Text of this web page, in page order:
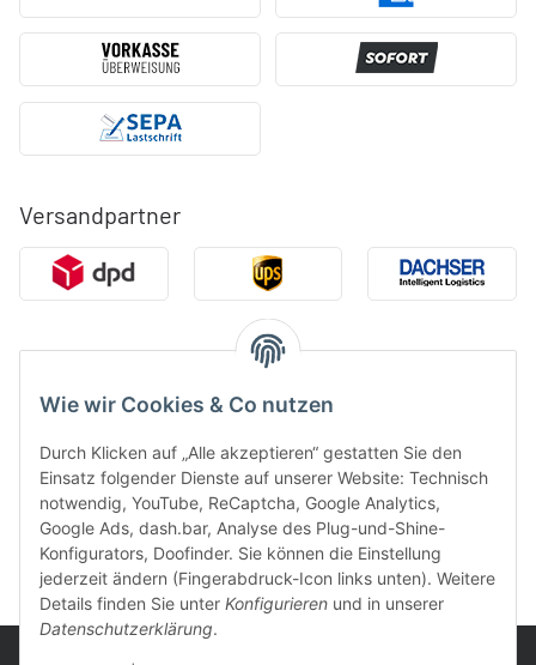
Wie wir Cookies & Co nutzen
Durch Klicken auf „Alle akzeptieren“ gestatten Sie den
Einsatz folgender Dienste auf unserer Website: Technisch
notwendig, YouTube, ReCaptcha, Google Analytics,
Google Ads, dash.bar, Analyse des Plug-und-Shine-
Konfigurators, Doofinder. Sie können die Einstellung
jederzeit ändern (Fingerabdruck-Icon links unten). Weitere
Details finden Sie unter Konfigurieren und in unserer
Datenschutzerklärung.
Versandpartner
Geprüfte Qualität & Sicherheit